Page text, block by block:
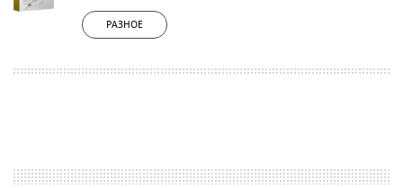
РАЗНОЕ